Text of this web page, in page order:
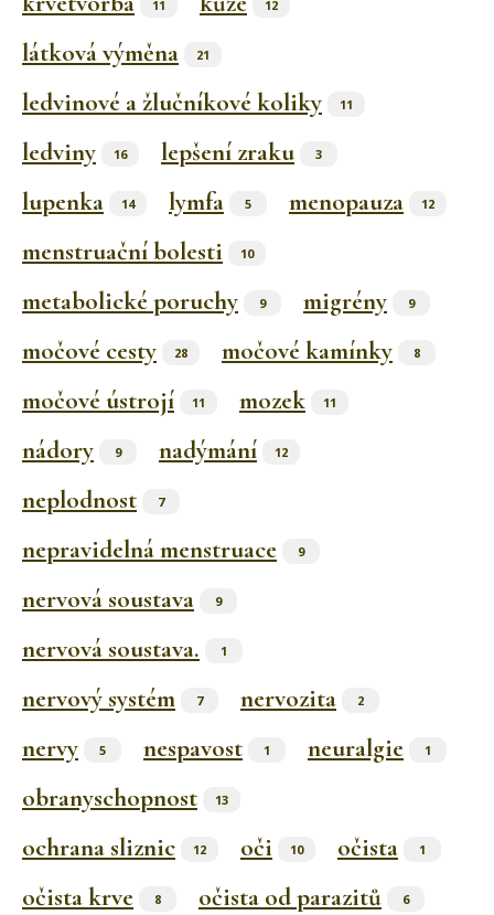
11 12
látková výměna 21
ledvinové a žlučníkové koliky 11
ledviny 16 lepšení zraku 3
lupenka 14 lymfa 5 menopauza 12
menstruační bolesti 10
metabolické poruchy 9 migrény 9
močové cesty 28 močové kamínky 8
močové ústrojí 11 mozek 11
nádory 9 nadýmání 12
neplodnost 7
nepravidelná menstruace 9
nervová soustava 9
nervová soustava. 1
nervový systém 7 nervozita 2
nervy 5 nespavost 1 neuralgie 1
obranyschopnost 13
ochrana sliznic 12 oči 10 očista 1
očista krve 8 očista od parazitů 6